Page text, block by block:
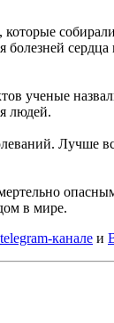
сердца
ученые
людей.
Лучше
в мире.
telegram-канале и